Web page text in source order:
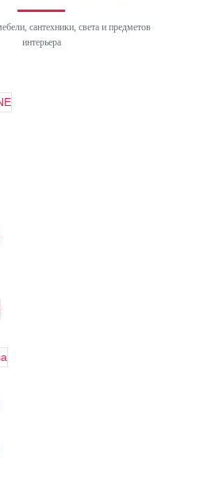
сантехники, света и предметов
интерьера